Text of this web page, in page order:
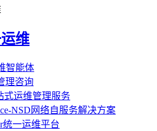
维
智能体
理咨询
式运维管理服务
NSD网络自服务解决方案
统一运维平台